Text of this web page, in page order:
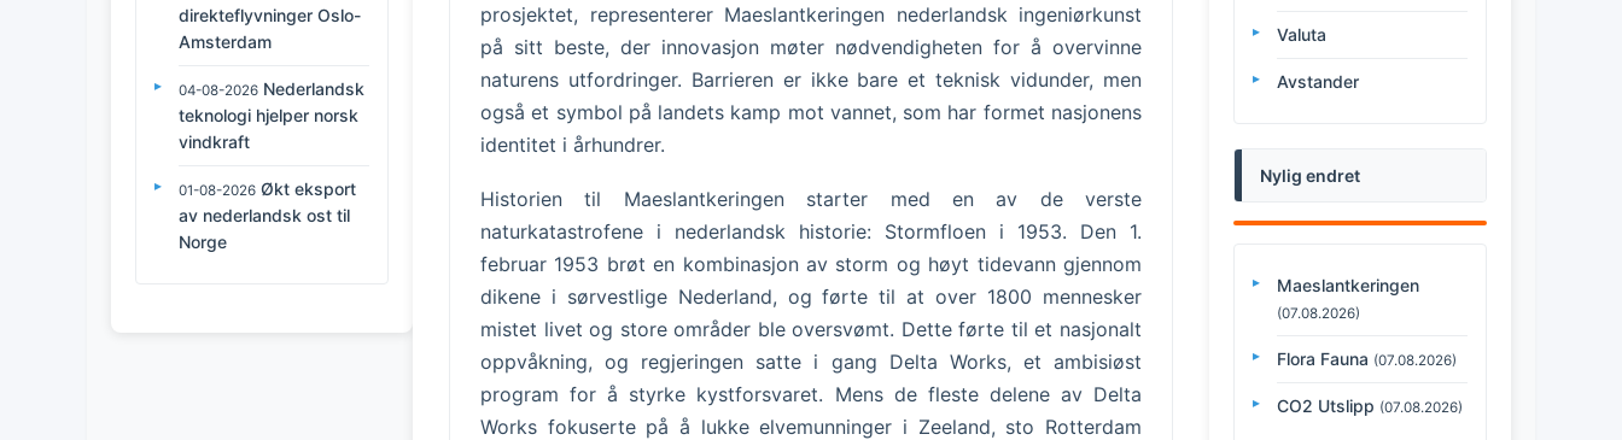
direkteflyvninger Oslo-
Amsterdam
04-08-2026 Nederlandsk
teknologi hjelper norsk
vindkraft
01-08-2026 Økt eksport
av nederlandsk ost til
Norge
prosjektet, representerer Maeslantkeringen nederlandsk ingeniørkunst
på sitt beste, der innovasjon møter nødvendigheten for å overvinne
naturens utfordringer. Barrieren er ikke bare et teknisk vidunder, men
også et symbol på landets kamp mot vannet, som har formet nasjonens
identitet i århundrer.
Historien til Maeslantkeringen starter med en av de verste
naturkatastrofene i nederlandsk historie: Stormfloen i 1953. Den 1.
februar 1953 brøt en kombinasjon av storm og høyt tidevann gjennom
dikene i sørvestlige Nederland, og førte til at over 1800 mennesker
mistet livet og store områder ble oversvømt. Dette førte til et nasjonalt
oppvåkning, og regjeringen satte i gang Delta Works, et ambisiøst
program for å styrke kystforsvaret. Mens de fleste delene av Delta
Works fokuserte på å lukke elvemunninger i Zeeland, sto Rotterdam
Valuta
Avstander
Nylig endret
Maeslantkeringen
(07.08.2026)
Flora Fauna (07.08.2026)
CO2 Utslipp (07.08.2026)